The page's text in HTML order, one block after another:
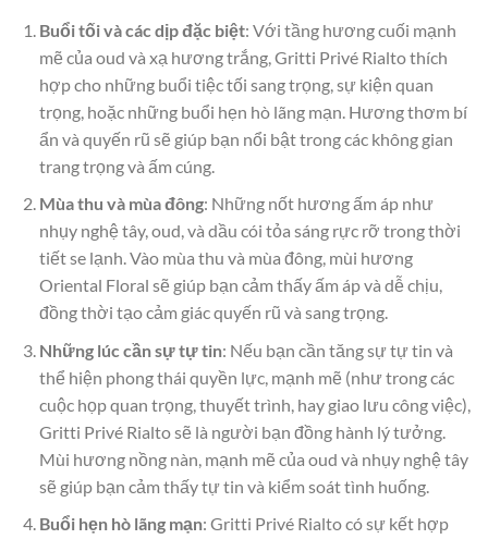
Buổi tối và các dịp đặc biệt: Với tầng hương cuối mạnh
mẽ của oud và xạ hương trắng, Gritti Privé Rialto thích
hợp cho những buổi tiệc tối sang trọng, sự kiện quan
trọng, hoặc những buổi hẹn hò lãng mạn. Hương thơm bí
ẩn và quyến rũ sẽ giúp bạn nổi bật trong các không gian
trang trọng và ấm cúng.
Mùa thu và mùa đông: Những nốt hương ấm áp như
nhụy nghệ tây, oud, và dầu cói tỏa sáng rực rỡ trong thời
tiết se lạnh. Vào mùa thu và mùa đông, mùi hương
Oriental Floral sẽ giúp bạn cảm thấy ấm áp và dễ chịu,
đồng thời tạo cảm giác quyến rũ và sang trọng.
Những lúc cần sự tự tin: Nếu bạn cần tăng sự tự tin và
thể hiện phong thái quyền lực, mạnh mẽ (như trong các
cuộc họp quan trọng, thuyết trình, hay giao lưu công việc),
Gritti Privé Rialto sẽ là người bạn đồng hành lý tưởng.
Mùi hương nồng nàn, mạnh mẽ của oud và nhụy nghệ tây
sẽ giúp bạn cảm thấy tự tin và kiểm soát tình huống.
Buổi hẹn hò lãng mạn: Gritti Privé Rialto có sự kết hợp